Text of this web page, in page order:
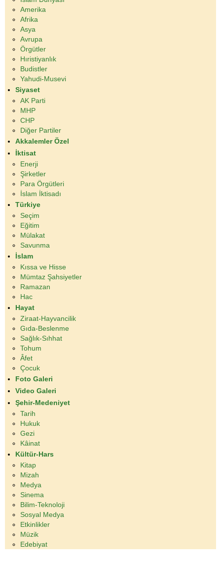
Amerika
Afrika
Asya
Avrupa
Örgütler
Hıristiyanlık
Budistler
Yahudi-Musevi
Siyaset
AK Parti
MHP
CHP
Diğer Partiler
Akkalemler Özel
İktisat
Enerji
Şirketler
Para Örgütleri
İslam İktisadı
Türkiye
Seçim
Eğitim
Mülakat
Savunma
İslam
Kıssa ve Hisse
Mümtaz Şahsiyetler
Ramazan
Hac
Hayat
Ziraat-Hayvancilik
Gıda-Beslenme
Sağlık-Sıhhat
Tohum
Âfet
Çocuk
Foto Galeri
Video Galeri
Şehir-Medeniyet
Tarih
Hukuk
Gezi
Kâinat
Kültür-Hars
Kitap
Mizah
Medya
Sinema
Bilim-Teknoloji
Sosyal Medya
Etkinlikler
Müzik
Edebiyat